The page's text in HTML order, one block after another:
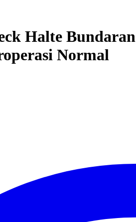
Halte
Normal